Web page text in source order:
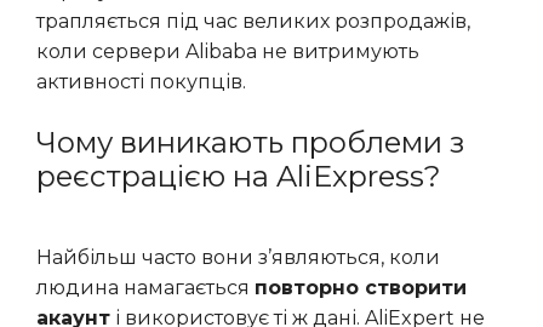
трапляється під час великих розпродажів,
коли сервери Alibaba не витримують
активності покупців.
Чому виникають проблеми з
реєстрацією на AliExpress?
Найбільш часто вони з’являються, коли
людина намагається повторно створити
акаунт і використовує ті ж дані. AliExpert не